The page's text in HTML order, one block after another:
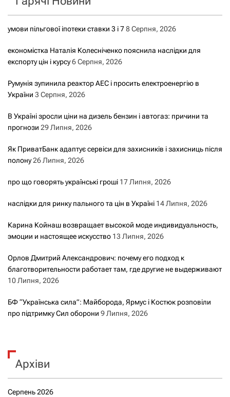
умови пільгової іпотеки ставки 3 і 78 Серпня, 2026
економістка Наталія Колесніченко пояснила наслідки для
експорту цін і курсу6 Серпня, 2026
Румунія зупинила реактор АЕС і просить електроенергію в
України 3 Серпня, 2026
В Україні зросли ціни на дизель бензин і автогаз: причини та
прогнози 29 Липня, 2026
Як ПриватБанк адаптує сервіси для захисників і захисниць після
полону26 Липня, 2026
про що говорять українські гроші 17 Липня, 2026
наслідки для ринку пального та цін в Україні 14 Липня, 2026
Карина Койнаш возвращает высокой моде индивидуальность,
эмоции и настоящее искусство 13 Липня, 2026
Орлов Дмитрий Александрович: почему его подход к
благотворительности работает там, где другие не выдерживают
10 Липня, 2026
БФ “Українська сила”: Майборода, Ярмус і Костюк розповіли
про підтримку Сил оборони 9 Липня, 2026
Архіви
Серпень 2026